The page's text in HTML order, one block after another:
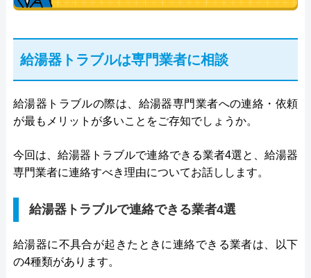
給湯器トラブルは専門業者に相談
給湯器トラブルの際は、給湯器専門業者への連絡・依頼
が最もメリットが多いことをご存知でしょうか。
今回は、給湯器トラブルで連絡できる業者4選と、給湯器
専門業者に連絡すべき理由についてお話しします。
給湯器トラブルで連絡できる業者4選
給湯器に不具合が起きたときに連絡できる業者は、以下
の4種類があります。